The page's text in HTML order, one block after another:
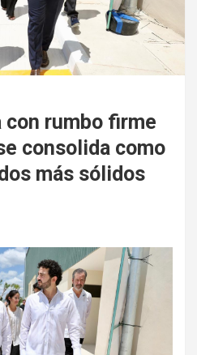
con rumbo firme
consolida como
más sólidos